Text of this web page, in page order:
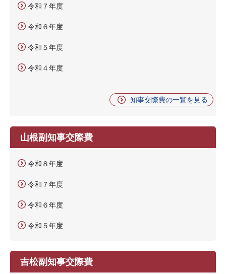
令和７年度
令和６年度
令和５年度
令和４年度
知事交際費の一覧を見る
山根副知事交際費
令和８年度
令和７年度
令和６年度
令和５年度
吉松副知事交際費